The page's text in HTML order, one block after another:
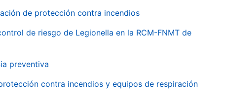
de protección contra incendios
de riesgo de Legionella en la RCM-FNMT de
preventiva
contra incendios y equipos de respiración